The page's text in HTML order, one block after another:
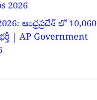
2026
ఆంధ్రప్రదేశ్ లో 10,060
| AP Government